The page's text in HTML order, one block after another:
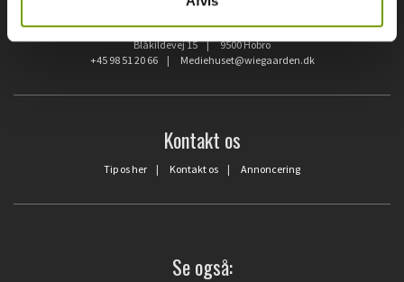
Hunden.dk
Blåkildevej 15 | 9500 Hobro
+45 98 51 20 66| Mediehuset@wiegaarden.dk
Kontakt os
Tip os her | Kontakt os | Annoncering
Se også: